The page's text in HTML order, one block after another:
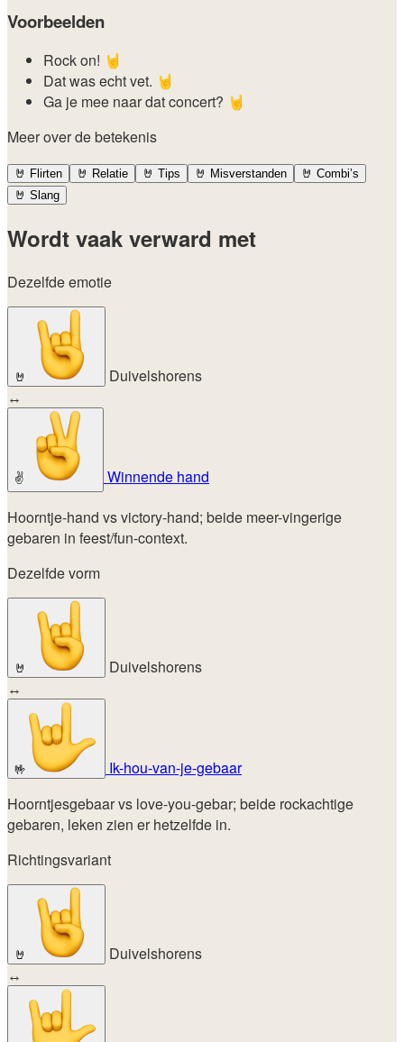
Voorbeelden
Rock on! 🤘
Dat was echt vet. 🤘
Ga je mee naar dat concert? 🤘
Meer over de betekenis
🤘 Flirten 🤘 Relatie 🤘 Tips 🤘 Misverstanden 🤘 Combi’s
🤘 Slang
Wordt vaak verward met
Dezelfde emotie
🤘
Duivelshorens
↔
✌️
Winnende hand
Hoorntje-hand vs victory-hand; beide meer-vingerige
gebaren in feest/fun-context.
Dezelfde vorm
🤘
Duivelshorens
↔
🤟
Ik-hou-van-je-gebaar
Hoorntjesgebaar vs love-you-gebar; beide rockachtige
gebaren, leken zien er hetzelfde in.
Richtingsvariant
🤘
Duivelshorens
↔